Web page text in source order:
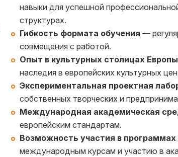
навыки для успешной
структурах.
Гибкость формата обучения —
совмещения с работой.
Опыт в культурных столицах Европы
наследия в европейских культурных
Экспериментальная проектная
собственных творческих и
Международная академическая
европейским стандартам.
Возможность участия в
международным курсам и участию в